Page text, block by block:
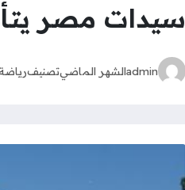
سيدات مصر
adminالشهر الماضيتصنيف